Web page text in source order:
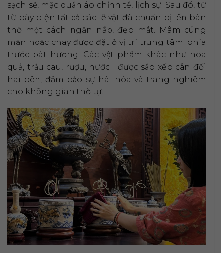
sạch sẽ, mặc quần áo chỉnh tề, lịch sự. Sau đó, từ
từ bày biện tất cả các lễ vật đã chuẩn bị lên bàn
thờ một cách ngăn nắp, đẹp mắt. Mâm cúng
mặn hoặc chay được đặt ở vị trí trung tâm, phía
trước bát hương. Các vật phẩm khác như hoa
quả, trầu cau, rượu, nước… được sắp xếp cân đối
hai bên, đảm bảo sự hài hòa và trang nghiêm
cho không gian thờ tự.